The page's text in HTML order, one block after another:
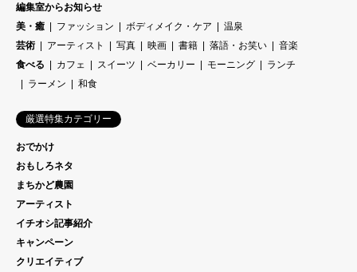
編集室からお知らせ
美・癒
ファッション ボディメイク・ケア
温泉
芸術
アーティスト 写真 映画 書籍 落語・お笑い
音楽
食べる
カフェ スイーツ ベーカリー モーニング
ランチ
ラーメン
和食
厳選特集カテゴリー
おでかけ
おもしろネタ
まちかど農園
アーティスト
イチオシ記事紹介
キャンペーン
クリエイティブ